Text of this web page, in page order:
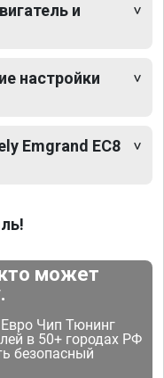
и
настройки
Emgrand EC8
может
Чип Тюнинг
в 50+ городах РФ
безопасный